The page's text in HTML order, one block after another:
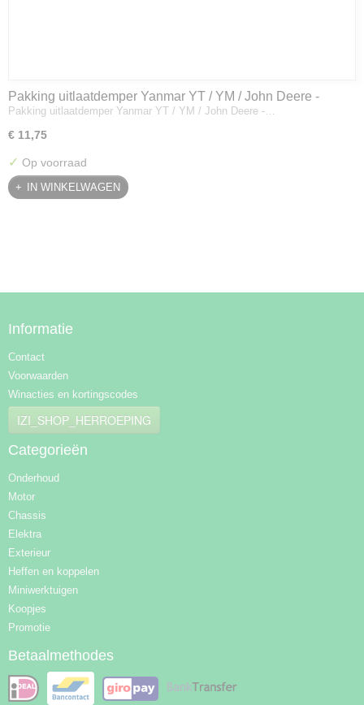
Pakking uitlaatdemper Yanmar YT / YM / John Deere -
128300-13230
Pakking uitlaatdemper Yanmar YT / YM / John Deere -…
€ 11,75
✓ Op voorraad
IN WINKELWAGEN
Informatie
Contact
Voorwaarden
Winacties en kortingscodes
IZI_SHOP_HERROEPING
Categorieën
Onderhoud
Motor
Chassis
Elektra
Exterieur
Heffen en koppelen
Miniwerktuigen
Koopjes
Promotie
Betaalmethodes